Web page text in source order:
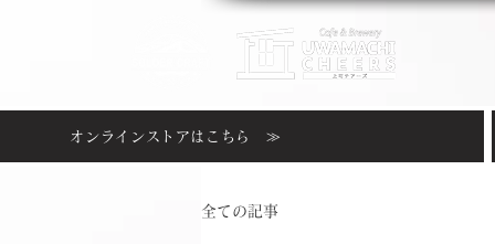
オンラインストアはこちら ≫
全ての記事